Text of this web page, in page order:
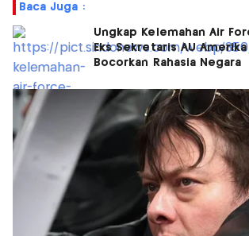
Baca Juga :
Ungkap Kelemahan Air
Eks Sekretaris AU
Bocorkan Rahasia Negara